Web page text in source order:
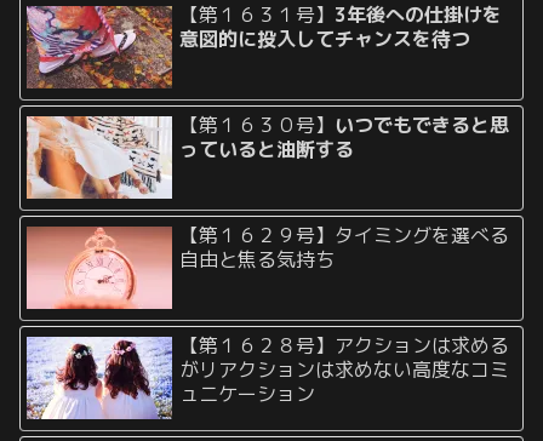
【第１６３１号】 3年後への仕掛けを
意図的に投入してチャンスを待つ
【第１６３０号】 いつでもできると思
っていると油断する
【第１６２９号】タイミングを選べる
自由と焦る気持ち
【第１６２８号】アクションは求める
がリアクションは求めない高度なコミ
ュニケーション